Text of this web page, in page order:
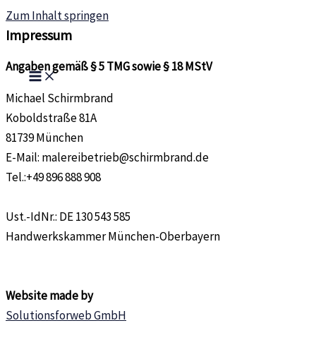
Zum Inhalt springen
Impressum
Angaben gemäß § 5 TMG sowie § 18 MStV
Michael Schirmbrand
Koboldstraße 81A
81739 München
E-Mail: malereibetrieb@schirmbrand.de
Tel.:+49 896 888 908
Ust.-IdNr.: DE 130 543 585
Handwerkskammer München-Oberbayern
Website made by
Solutionsforweb GmbH